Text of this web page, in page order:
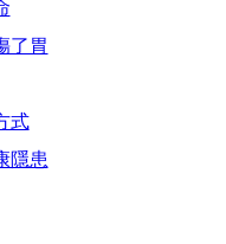
了胃
式
隱患